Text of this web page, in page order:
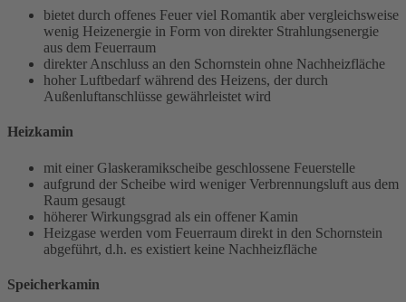
bietet durch offenes Feuer viel Romantik aber vergleichsweise
wenig Heizenergie in Form von direkter Strahlungsenergie
aus dem Feuerraum
direkter Anschluss an den Schornstein ohne Nachheizfläche
hoher Luftbedarf während des Heizens, der durch
Außenluftanschlüsse gewährleistet wird
Heizkamin
mit einer Glaskeramikscheibe geschlossene Feuerstelle
aufgrund der Scheibe wird weniger Verbrennungsluft aus dem
Raum gesaugt
höherer Wirkungsgrad als ein offener Kamin
Heizgase werden vom Feuerraum direkt in den Schornstein
abgeführt, d.h. es existiert keine Nachheizfläche
Speicherkamin